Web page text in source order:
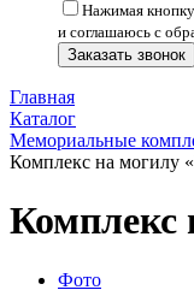
Нажимая
и соглашаюсь с
Заказать звонок
Главная
Каталог
Мемориальные
Комплекс на могилу
Комплекс
Фото